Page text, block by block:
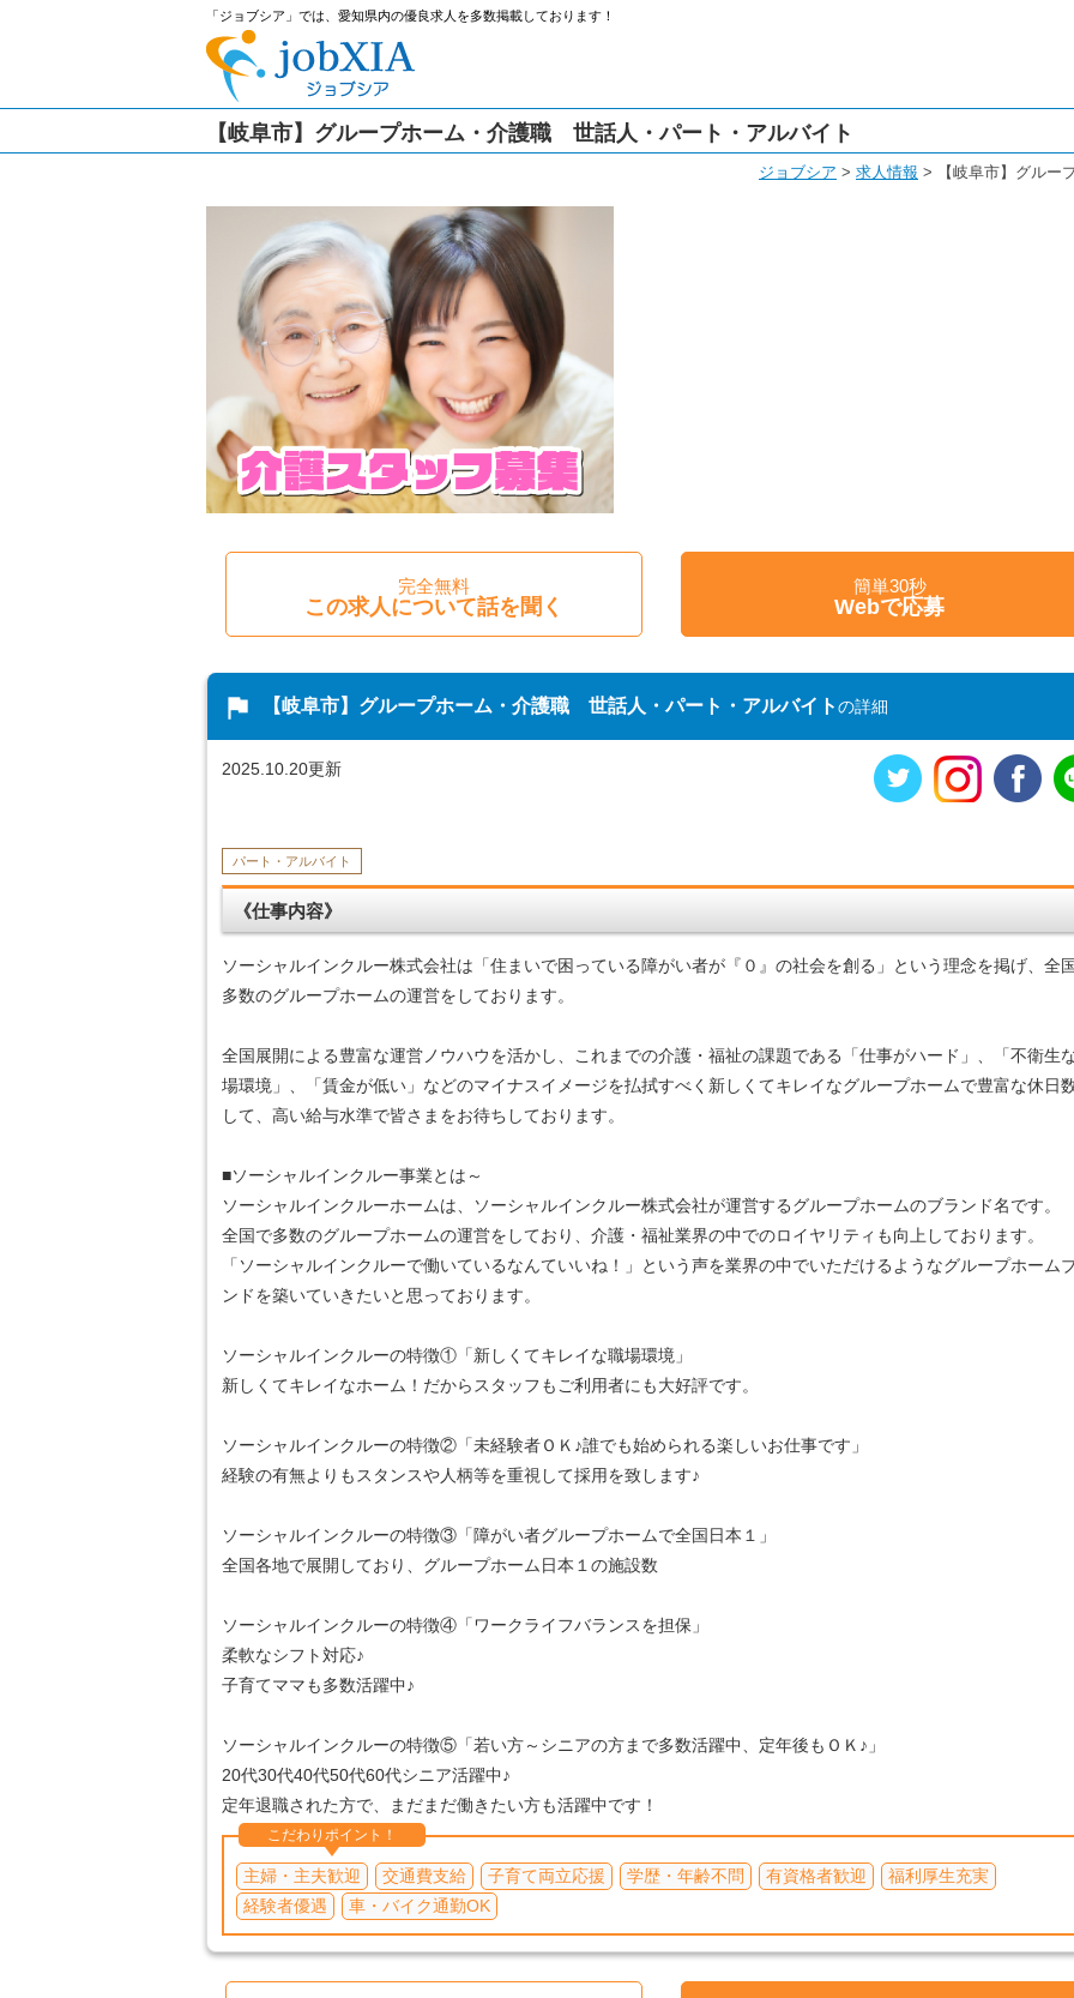
「ジョブシア」では、愛知県内の優良求人を多数掲載しております！
【岐阜市】グループホーム・介護職 世話人・パート・アルバイト
ジョブシア > 求人情報 > 【岐阜市】グル
完全無料
この求人について話を聞く
簡単30秒
Webで応募
flag 【岐阜市】グループホーム・介護職 世話人・パート・アルバイトの詳細
2025.10.20更新
パート・アルバイト
《仕事内容》
ソーシャルインクルー株式会社は「住まいで困っている障がい者が『０』の社会を創る」という理念を掲げ、全
多数のグループホームの運営をしております。
全国展開による豊富な運営ノウハウを活かし、これまでの介護・福祉の課題である「仕事がハード」、「不衛生
場環境」、「賃金が低い」などのマイナスイメージを払拭すべく新しくてキレイなグループホームで豊富な休日
して、高い給与水準で皆さまをお待ちしております。
■ソーシャルインクルー事業とは～
ソーシャルインクルーホームは、ソーシャルインクルー株式会社が運営するグループホームのブランド名です。
全国で多数のグループホームの運営をしており、介護・福祉業界の中でのロイヤリティも向上しております。
「ソーシャルインクルーで働いているなんていいね！」という声を業界の中でいただけるようなグループホーム
ンドを築いていきたいと思っております。
ソーシャルインクルーの特徴①「新しくてキレイな職場環境」
新しくてキレイなホーム！だからスタッフもご利用者にも大好評です。
ソーシャルインクルーの特徴②「未経験者ＯＫ♪誰でも始められる楽しいお仕事です」
経験の有無よりもスタンスや人柄等を重視して採用を致します♪
ソーシャルインクルーの特徴③「障がい者グループホームで全国日本１」
全国各地で展開しており、グループホーム日本１の施設数
ソーシャルインクルーの特徴④「ワークライフバランスを担保」
柔軟なシフト対応♪
子育てママも多数活躍中♪
ソーシャルインクルーの特徴⑤「若い方～シニアの方まで多数活躍中、定年後もＯＫ♪」
20代30代40代50代60代シニア活躍中♪
定年退職された方で、まだまだ働きたい方も活躍中です！
こだわりポイント！
主婦・主夫歓迎 交通費支給 子育て両立応援 学歴・年齢不問 有資格者歓迎
福利厚生充実
経験者優遇
車・バイク通勤OK